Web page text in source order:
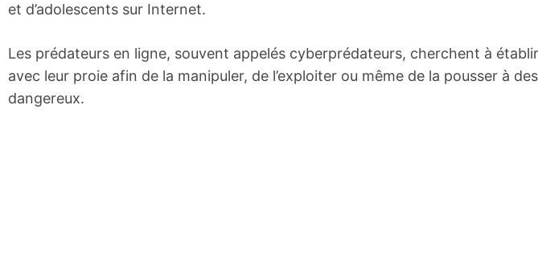
et d’adolescents sur Internet.
Les prédateurs en ligne, souvent appelés cyberprédateurs, cherchent à
avec leur proie afin de la manipuler, de l’exploiter ou même de la pousser à
dangereux.